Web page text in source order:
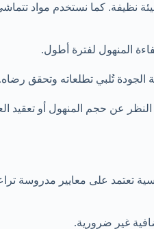
نظيفة. كما نستخدم مواد
المنهول لفترة أطول.
تُلبي تطلعاته وتحقق رضاه.
عن حجم المنهول أو تعقيد
على معايير مدروسة
غير ضرورية.